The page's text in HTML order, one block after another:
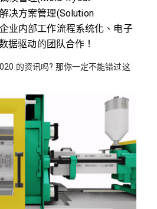
决方案管理(Solution
业内部工作流程系统化、电子
据驱动的团队合作！
的资讯吗? 那你一定不能错过这